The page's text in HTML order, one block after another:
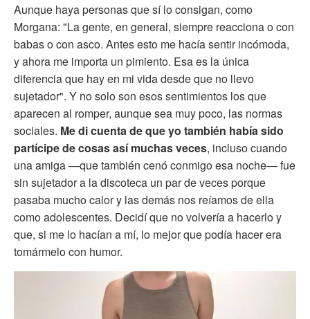
Aunque haya personas que sí lo consigan, como
Morgana: "La gente, en general, siempre reacciona o con
babas o con asco. Antes esto me hacía sentir incómoda,
y ahora me importa un pimiento. Esa es la única
diferencia que hay en mi vida desde que no llevo
sujetador". Y no solo son esos sentimientos los que
aparecen al romper, aunque sea muy poco, las normas
sociales. Me di cuenta de que yo también había sido
partícipe de cosas así muchas veces, incluso cuando
una amiga —que también cenó conmigo esa noche— fue
sin sujetador a la discoteca un par de veces porque
pasaba mucho calor y las demás nos reíamos de ella
como adolescentes. Decidí que no volvería a hacerlo y
que, si me lo hacían a mí, lo mejor que podía hacer era
tomármelo con humor.